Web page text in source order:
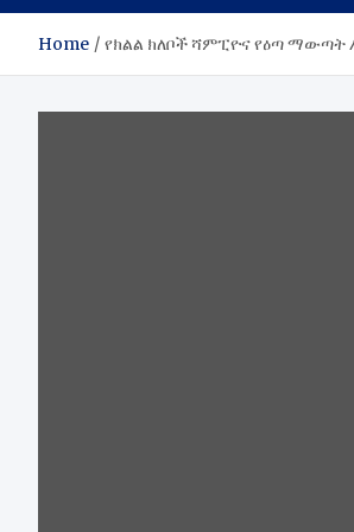
Home የክልል ክለቦች ሻምፒዮና የዕጣ ማውጣት